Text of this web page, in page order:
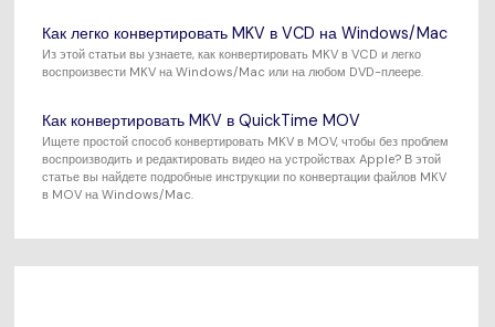
Как легко конвертировать MKV в VCD на Windows/Mac
Из этой статьи вы узнаете, как конвертировать MKV в VCD и легко
воспроизвести MKV на Windows/Mac или на любом DVD-плеере.
Как конвертировать MKV в QuickTime MOV
Ищете простой способ конвертировать MKV в MOV, чтобы без проблем
воспроизводить и редактировать видео на устройствах Apple? В этой
статье вы найдете подробные инструкции по конвертации файлов MKV
в MOV на Windows/Mac.